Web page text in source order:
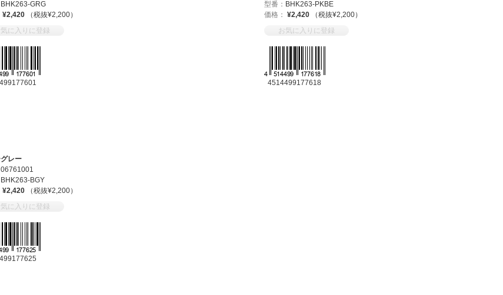
BHK263-GRG
¥2,420 （税抜¥2,200）
に入りに登録
型番： BHK263-PKBE
価格： ¥2,420 （税抜¥2,200）
お気に入りに登録
4514499177618
レー
06761001
BHK263-BGY
¥2,420 （税抜¥2,200）
に入りに登録